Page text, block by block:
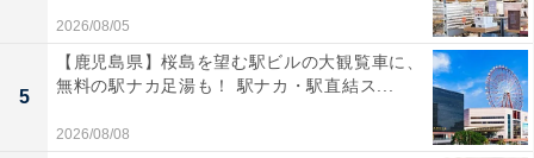
2026/08/05
5
【鹿児島県】桜島を望む駅ビルの大観覧車に、
無料の駅ナカ足湯も！ 駅ナカ・駅直結ス...
2026/08/08